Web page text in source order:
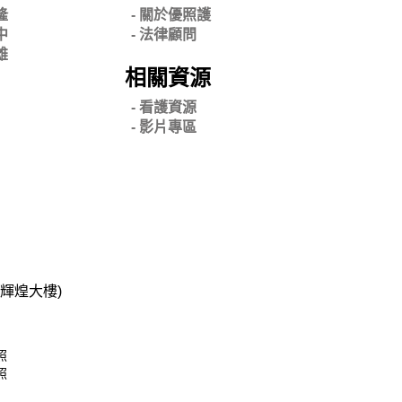
- 關於優照護
-法律顧問
相關資源
- 看護資源
- 影片專區
煌大樓)